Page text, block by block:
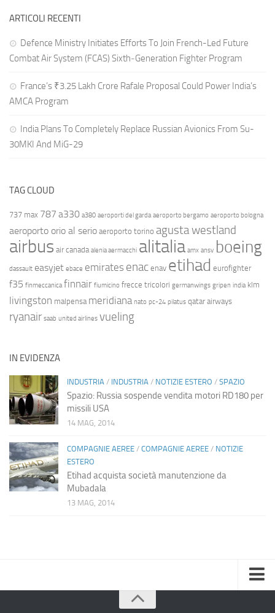
ARTICOLI RECENTI
Defence Ministry Initiates Efforts To Join French-Led Future
Combat Air System (FCAS) Sixth‑Generation Fighter Program
France’s ₹3.25 Lakh Crore Rafale Proposal Could Power India’s
AMCA Program
India Plans To Completely Replace Russian Avionics From Su-
30MKI And MiG-29
TAG CLOUD
737 max 787 a330 a380 aeroporti del garda aeroporto bergamo aeroporto bologna
aeroporto orio al serio aeroporto torino agusta westland
airbus air canada alenia aermacchi alitalia amx ansv boeing
dassault easyjet ebace emirates enac enav etihad eurofighter
f35 finmeccanica finnair fiumicino frecce tricolori germanwings gripen india klm
livingston malpensa meridiana nato pc-24 pilatus qatar airways
ryanair saab united airlines vueling
IN EVIDENZA
INDUSTRIA / INDUSTRIA / NOTIZIE ESTERO / SPAZIO
Spazio: Russia sospende vendita motori RD180 per
missili USA
14 MAG, 2014
COMPAGNIE AEREE / COMPAGNIE AEREE / NOTIZIE
ESTERO
Etihad acquista società manutenzione da
Mubadala
13 MAG, 2014